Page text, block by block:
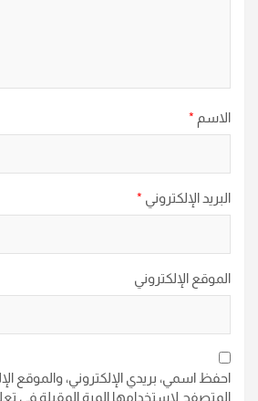
الاسم *
البريد الإلكتروني *
الموقع الإلكتروني
احفظ اسمي، بريدي الإلكتروني، والموقع
المتصفح لاستخدامها المرة المقبلة في